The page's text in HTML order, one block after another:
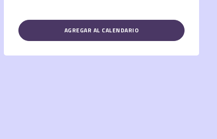
AGREGAR AL CALENDARIO